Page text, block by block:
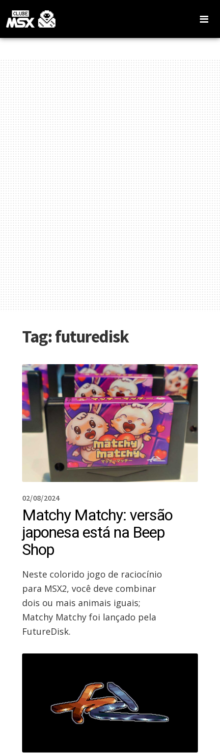
Tag:futuredisk
02/08/2024
Matchy Matchy: versão
japonesa está na Beep
Shop
Neste colorido jogo de raciocínio
para MSX2, você deve combinar
dois ou mais animais iguais;
Matchy Matchy foi lançado pela
FutureDisk.